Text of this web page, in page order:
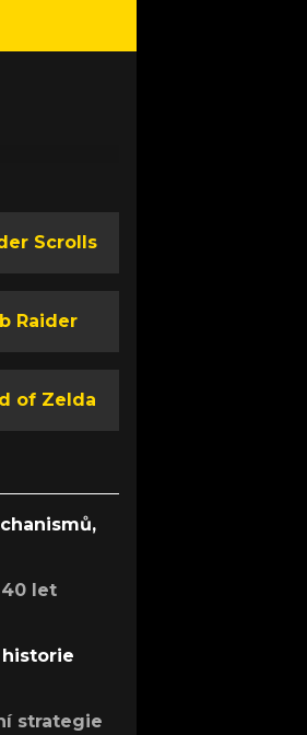
Scrolls
Raider
of Zelda
let
historie
strategie